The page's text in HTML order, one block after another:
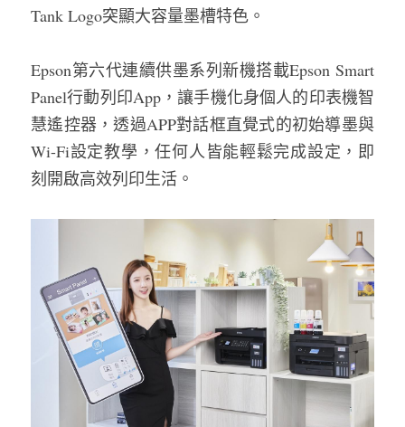
Tank Logo突顯大容量墨槽特色。
Epson第六代連續供墨系列新機搭載Epson Smart
Panel行動列印App，讓手機化身個人的印表機智
慧遙控器，透過APP對話框直覺式的初始導墨與
Wi-Fi設定教學，任何人皆能輕鬆完成設定，即
刻開啟高效列印生活。